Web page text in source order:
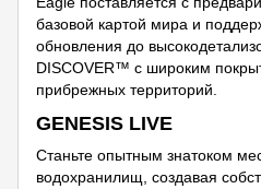
базовой картой мира и
обновления до
DISCOVER™ с широким
прибрежных территорий.
GENESIS LIVE
Станьте опытным знатоком
водохранилищ, создавая